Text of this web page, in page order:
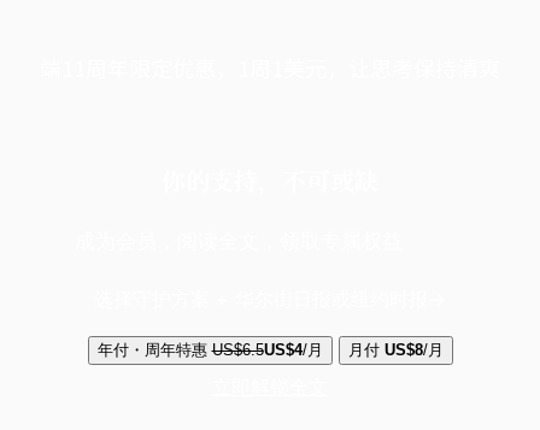
年付・周年特惠 US$6.5US$4/月 月付 US$8/月